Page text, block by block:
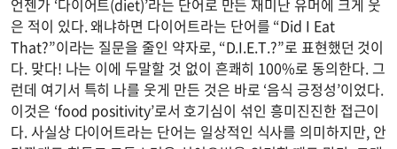
언젠가 ‘다이어트(diet)’라는 단어로 만든 재미난 유머에 크게 웃
은 적이 있다. 왜냐하면 다이어트라는 단어를 “Did I Eat
That?”이라는 질문을 줄인 약자로, “D.I.E.T.?”로 표현했던 것이
다. 맞다! 나는 이에 두말할 것 없이 흔쾌히 100%로 동의한다. 그
런데 여기서 특히 나를 웃게 만든 것은 바로 ‘음식 긍정성’이었다.
이것은 ‘food positivity’로서 호기심이 섞인 흥미진진한 접근이
다. 사실상 다이어트라는 단어는 일상적인 식사를 의미하지만, 안